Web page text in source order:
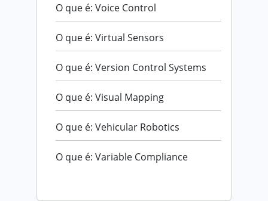
O que é: Voice Control
O que é: Virtual Sensors
O que é: Version Control Systems
O que é: Visual Mapping
O que é: Vehicular Robotics
O que é: Variable Compliance